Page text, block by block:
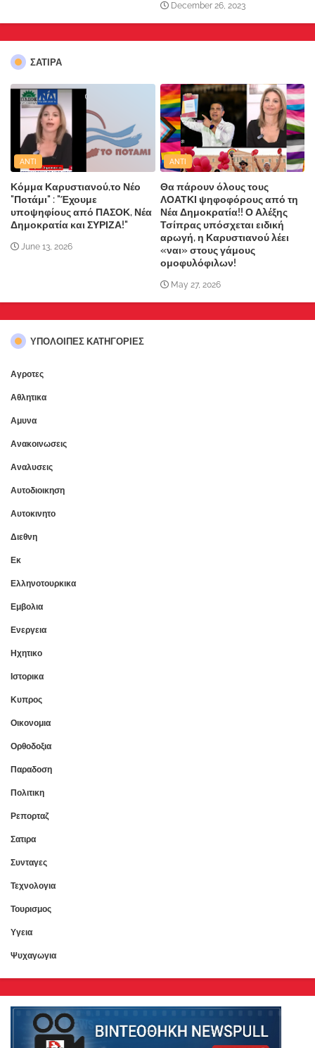
December 26, 2023
ΣΑΤΙΡΑ
ANTI
Κόμμα Καρυστιανού,το Νέο
"Ποτάμι" : "Έχουμε
υποψηφίους από ΠΑΣΟΚ, Νέα
Δημοκρατία και ΣΥΡΙΖΑ!"
June 13, 2026
ANTI
Θα πάρουν όλους τους
ΛΟΑΤΚΙ ψηφοφόρους από τη
Νέα Δημοκρατία!! Ο Αλέξης
Τσίπρας υπόσχεται ειδική
αρωγή, η Καρυστιανού λέει
«ναι» στους γάμους
ομοφυλόφιλων!
May 27, 2026
ΥΠΌΛΟΙΠΕΣ ΚΑΤΗΓΟΡΊΕΣ
Αγροτες
Αθλητικα
Αμυνα
Ανακοινωσεις
Αναλυσεις
Αυτοδιοικηση
Αυτοκινητο
Διεθνη
Εκ
Ελληνοτουρκικα
Εμβολια
Ενεργεια
Ηχητικο
Ιστορικα
Κυπρος
Οικονομια
Ορθοδοξια
Παραδοση
Πολιτικη
Ρεπορταζ
Σατιρα
Συνταγες
Τεχνολογια
Τουρισμος
Υγεια
Ψυχαγωγια